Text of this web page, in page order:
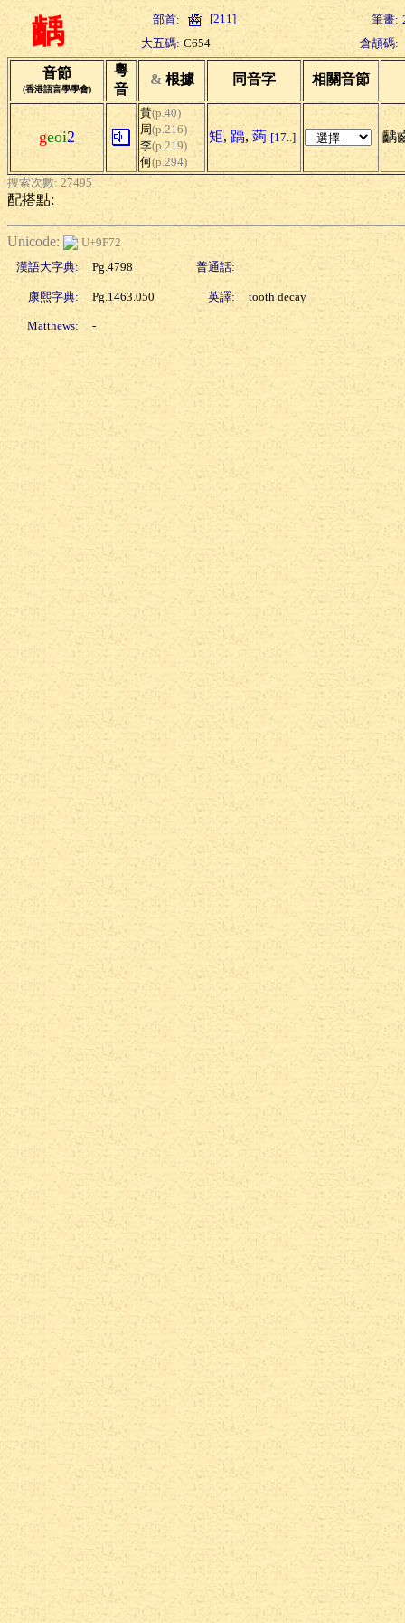
齲 部首: [211] 筆畫:
大五碼: C654 倉頡碼:
音節
(香港語言學學會)
粵
音
& 根據 同音字 相關音節
geoi2
黃(p.40)
周(p.216)
李(p.219)
何(p.294)
矩, 踽, 蒟 [17..] 齲
搜索次數: 27495
配搭點:
Unicode:
U+9F72
漢語大字典:
Pg.4798 普通話:
康熙字典: Pg.1463.050 英譯: tooth decay
Matthews: -